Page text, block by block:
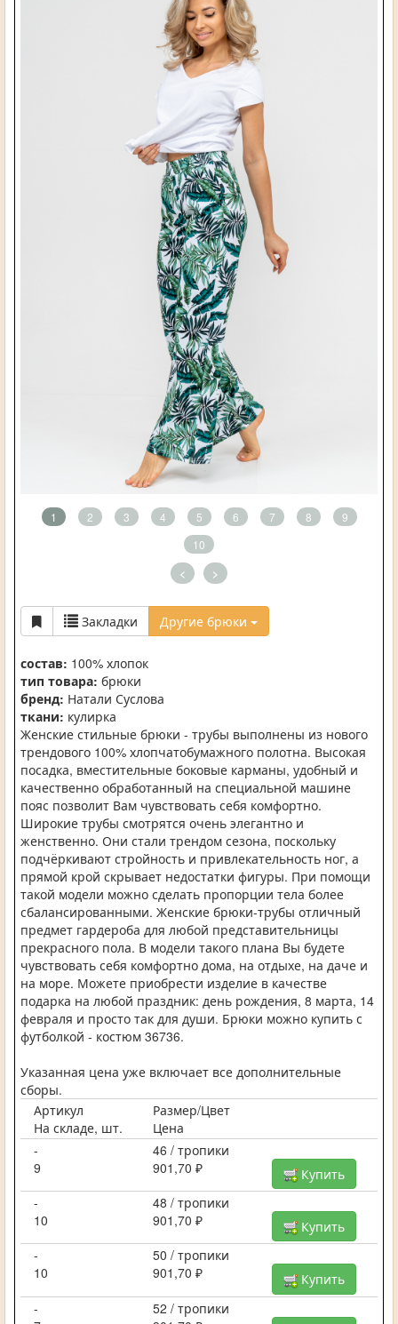
1 2 3 4 5 6 7 8
9
10
< >
Закладки Другие брюки
состав: 100% хлопок
тип товара: брюки
бренд: Натали Суслова
ткани: кулирка
Женские стильные брюки - трубы выполнены из нового
трендового 100% хлопчатобумажного полотна. Высокая
посадка, вместительные боковые карманы, удобный и
качественно обработанный на специальной машине
пояс позволит Вам чувствовать себя комфортно.
Широкие трубы смотрятся очень элегантно и
женственно. Они стали трендом сезона, поскольку
подчёркивают стройность и привлекательность ног, а
прямой крой скрывает недостатки фигуры. При помощи
такой модели можно сделать пропорции тела более
сбалансированными. Женские брюки-трубы отличный
предмет гардероба для любой представительницы
прекрасного пола. В модели такого плана Вы будете
чувствовать себя комфортно дома, на отдыхе, на даче и
на море. Можете приобрести изделие в качестве
подарка на любой праздник: день рождения, 8 марта, 14
февраля и просто так для души. Брюки можно купить с
футболкой - костюм 36736.
Указанная цена уже включает все дополнительные
сборы.
Артикул
Размер/Цвет
На складе, шт.
Цена
-
46 / тропики
9
901,70 ₽
Купить
-
48 / тропики
10
901,70 ₽
Купить
-
50 / тропики
10
901,70 ₽
Купить
-
52 / тропики